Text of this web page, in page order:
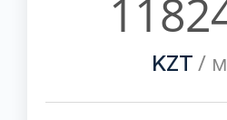
KZT /